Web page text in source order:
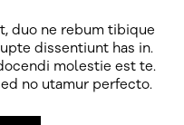
duo ne rebum tibique
dissentiunt has in.
molestie est te.
no utamur perfecto.